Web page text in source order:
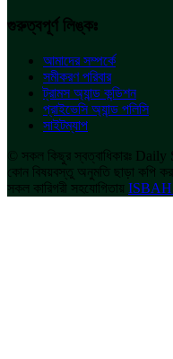
গুরুত্বপূর্ণ লিঙ্কঃ
আমাদের সম্পর্কে
সমীকরণ পরিবার
ট্রামস অ্যান্ড কন্ডিশন
প্রাইভেসি অ্যান্ড পলিসি
সাইটম্যাপ
© সকল কিছুর স্বত্বাধিকারঃ
কোন বিষয়বস্তু অনুমতি ছাড়া কপি
সকল কারিগরী সহযোগিতায়